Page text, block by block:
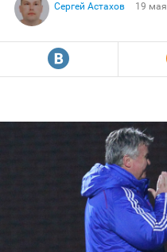
Сергей Астахов 19
R